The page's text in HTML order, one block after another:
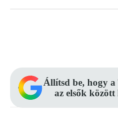
Állítsd be, hogy
az elsők között